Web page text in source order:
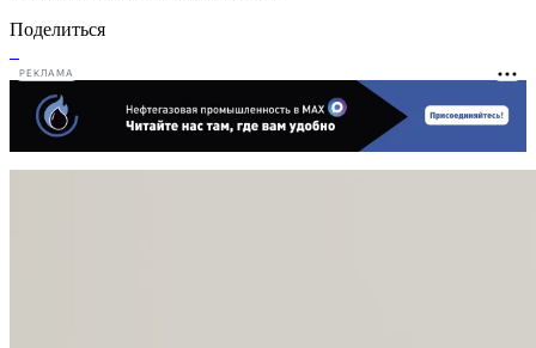
Поделиться
РЕКЛАМА